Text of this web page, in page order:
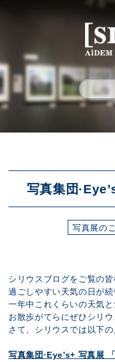
写真集団
写真展の
シリウスブログをご覧の皆
過ごしやすい天気の日が続
一年中これくらいの天気
お散歩がてらにぜひシリ
さて、シリウスでは以下の
写真集団·Eye’s+ 写真展
シリウスについて
展示スケジュール
アクセス